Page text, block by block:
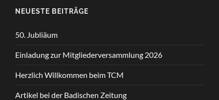
NEUESTE BEITRÄGE
50. Jubliäum
Einladung zur Mitgliederversammlung 2026
Herzlich Willkommen beim TCM
Artikel bei der Badischen Zeitung